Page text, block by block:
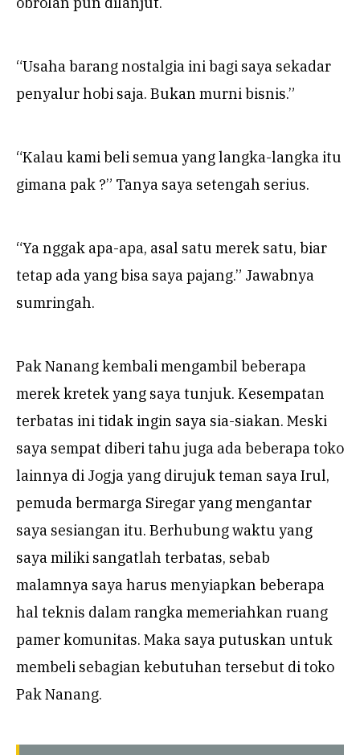
“Usaha barang nostalgia ini bagi saya sekadar
penyalur hobi saja. Bukan murni bisnis.”
“Kalau kami beli semua yang langka-langka itu
gimana pak ?” Tanya saya setengah serius.
“Ya nggak apa-apa, asal satu merek satu, biar
tetap ada yang bisa saya pajang.” Jawabnya
sumringah.
Pak Nanang kembali mengambil beberapa
merek kretek yang saya tunjuk. Kesempatan
terbatas ini tidak ingin saya sia-siakan. Meski
saya sempat diberi tahu juga ada beberapa toko
lainnya di Jogja yang dirujuk teman saya Irul,
pemuda bermarga Siregar yang mengantar
saya sesiangan itu. Berhubung waktu yang
saya miliki sangatlah terbatas, sebab
malamnya saya harus menyiapkan beberapa
hal teknis dalam rangka memeriahkan ruang
pamer komunitas. Maka saya putuskan untuk
membeli sebagian kebutuhan tersebut di toko
Pak Nanang.